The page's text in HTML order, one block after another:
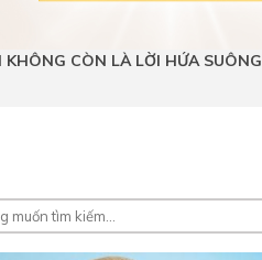
CÒN LÀ LỜI HỨA SUÔNG